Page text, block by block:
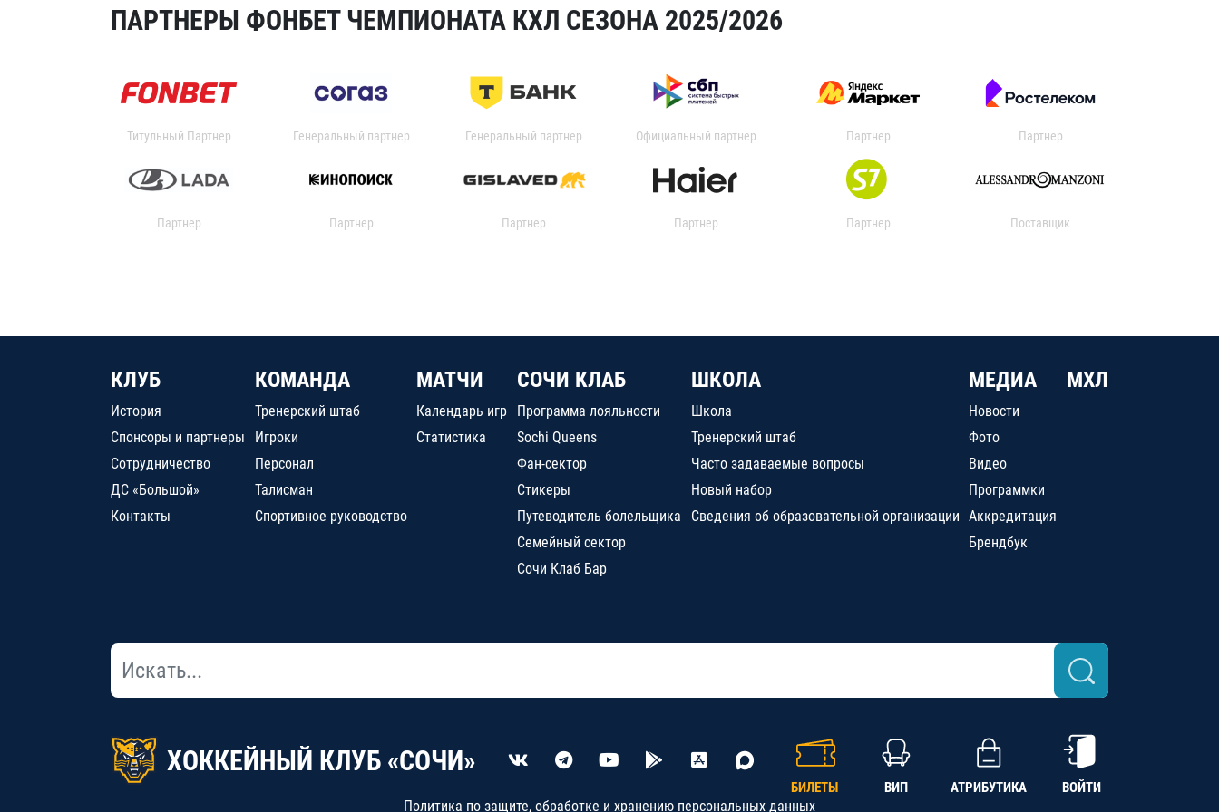
ПАРТНЕРЫ ФОНБЕТ ЧЕМПИОНАТА КХЛ СЕЗОНА 2025/2026
Титульный Партнер Генеральный партнер Генеральный партнер Официальный партнер Партнер Партнер
Партнер Партнер Партнер Партнер Партнер Поставщик
КЛУБ
История
Спонсоры и партнеры
Сотрудничество
ДС «Большой»
Контакты
КОМАНДА
Тренерский штаб
Игроки
Персонал
Талисман
Спортивное руководство
МАТЧИ
Календарь игр
Статистика
СОЧИ КЛАБ
Программа лояльности
Sochi Queens
Фан-сектор
Стикеры
Путеводитель болельщика
Семейный сектор
Сочи Клаб Бар
ШКОЛА
Школа
Тренерский штаб
Часто задаваемые вопросы
Новый набор
Сведения об образовательной организации
МЕДИА
Новости
Фото
Видео
Программки
Аккредитация
Брендбук
МХЛ
ХОККЕЙНЫЙ КЛУБ «СОЧИ»
БИЛЕТЫ ВИП АТРИБУТИКА ВОЙТИ
Политика по защите, обработке и хранению персональных данных